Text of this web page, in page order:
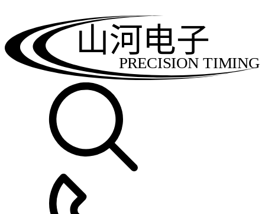
PRECISION TIMING
山河电子